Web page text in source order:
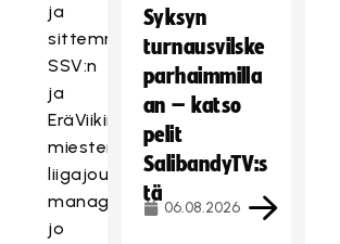
ja
sittemmin
SSV:n
ja
EräViikinkien
miesten
liigajoukkueen
managerina
jo
Syksyn
turnausvilske
parhaimmilla
an – katso
pelit
SalibandyTV:s
tä
06.08.2026